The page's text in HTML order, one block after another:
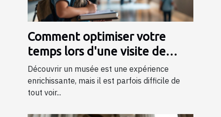
Comment optimiser votre
temps lors d'une visite de
musée ?
Découvrir un musée est une expérience
enrichissante, mais il est parfois difficile de
tout voir...